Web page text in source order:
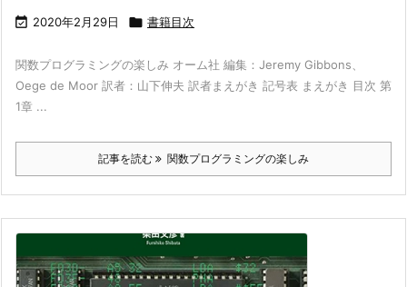
 2020年2月29日  書籍目次
関数プログラミングの楽しみ オーム社 編集：Jeremy Gibbons、
Oege de Moor 訳者：山下伸夫 訳者まえがき 記号表 まえがき 目次 第
1章 ...
記事を読む 関数プログラミングの楽しみ